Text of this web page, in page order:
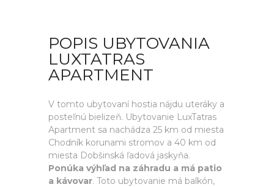
POPIS UBYTOVANIA
LUXTATRAS
APARTMENT
V tomto ubytovaní hostia nájdu uteráky a
posteľnú bielizeň. Ubytovanie LuxTatras
Apartment sa nachádza 25 km od miesta
Chodník korunami stromov a 40 km od
miesta Dobšinská ľadová jaskyňa.
Ponúka výhľad na záhradu a má patio
a kávovar. Toto ubytovanie má balkón,